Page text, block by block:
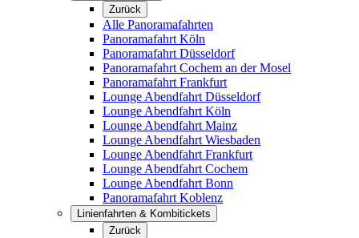
Zurück
Alle Panoramafahrten
Panoramafahrt Köln
Panoramafahrt Düsseldorf
Panoramafahrt Cochem an der Mosel
Panoramafahrt Frankfurt
Lounge Abendfahrt Düsseldorf
Lounge Abendfahrt Köln
Lounge Abendfahrt Mainz
Lounge Abendfahrt Wiesbaden
Lounge Abendfahrt Frankfurt
Lounge Abendfahrt Cochem
Lounge Abendfahrt Bonn
Panoramafahrt Koblenz
Linienfahrten & Kombitickets
Zurück